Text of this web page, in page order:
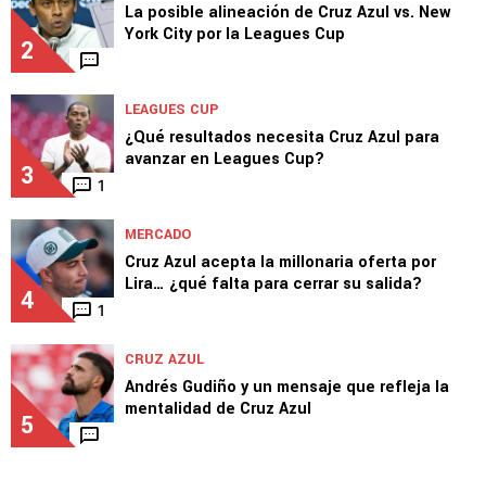
2
La posible alineación de Cruz Azul vs. New
York City por la Leagues Cup
3 1
LEAGUES CUP
¿Qué resultados necesita Cruz Azul para
avanzar en Leagues Cup?
4 1
MERCADO
Cruz Azul acepta la millonaria oferta por
Lira… ¿qué falta para cerrar su salida?
5
CRUZ AZUL
Andrés Gudiño y un mensaje que refleja la
mentalidad de Cruz Azul